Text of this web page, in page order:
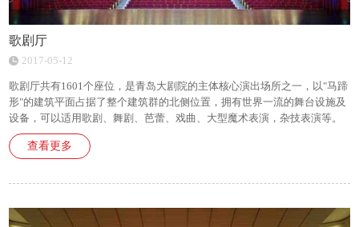
歌剧厅
2017-05-12
歌剧厅共有1601个座位，是青岛大剧院的主体核心演出场所之一，以"马蹄
形"的建筑平面占据了整个建筑群的北侧位置，拥有世界一流的舞台设施及
设备，可以适用歌剧、舞剧、芭蕾、戏曲、大型魔术表演，杂技表演等。
查看更多